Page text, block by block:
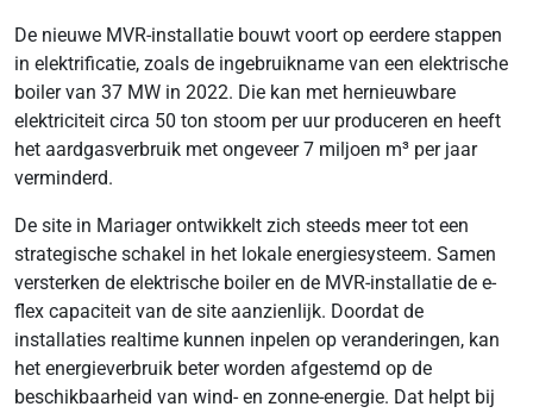
De nieuwe MVR-installatie bouwt voort op eerdere stappen
in elektrificatie, zoals de ingebruikname van een elektrische
boiler van 37 MW in 2022. Die kan met hernieuwbare
elektriciteit circa 50 ton stoom per uur produceren en heeft
het aardgasverbruik met ongeveer 7 miljoen m³ per jaar
verminderd.
De site in Mariager ontwikkelt zich steeds meer tot een
strategische schakel in het lokale energiesysteem. Samen
versterken de elektrische boiler en de MVR-installatie de e-
flex capaciteit van de site aanzienlijk. Doordat de
installaties realtime kunnen inpelen op veranderingen, kan
het energieverbruik beter worden afgestemd op de
beschikbaarheid van wind- en zonne-energie. Dat helpt bij